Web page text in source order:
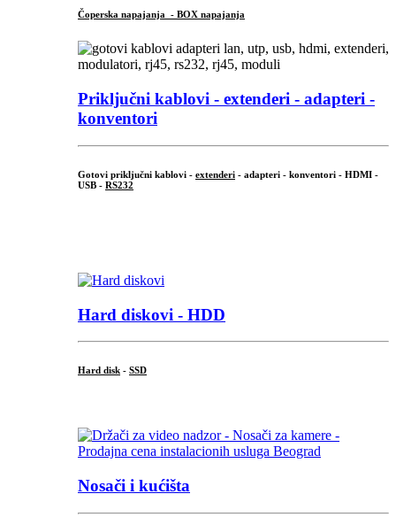
Čoperska napajanja - BOX napajanja
Priključni kablovi - extenderi - adapteri -
konventori
Gotovi priključni kablovi - extenderi - adapteri - konventori - HDMI -
USB - RS232
Hard diskovi - HDD
Hard disk - SSD
Nosači i kućišta